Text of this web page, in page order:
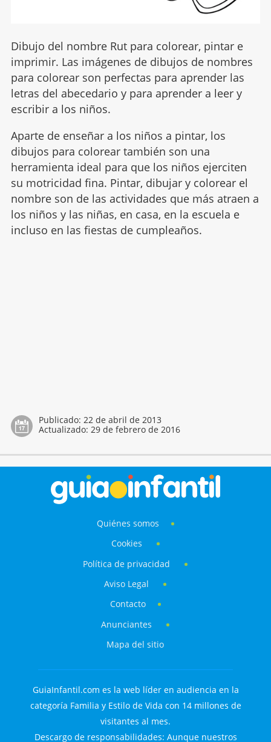
Dibujo del nombre Rut para colorear, pintar e
imprimir. Las imágenes de dibujos de nombres
para colorear son perfectas para aprender las
letras del abecedario y para aprender a leer y
escribir a los niños.
Aparte de enseñar a los niños a pintar, los
dibujos para colorear también son una
herramienta ideal para que los niños ejerciten
su motricidad fina. Pintar, dibujar y colorear el
nombre son de las actividades que más atraen a
los niños y las niñas, en casa, en la escuela e
incluso en las fiestas de cumpleaños.
Publicado: 22 de abril de 2013
Actualizado: 29 de febrero de 2016
Quiénes somos
Cookies
Política de privacidad
Aviso Legal
Contacto
Anunciantes
Mapa del sitio
GuiaInfantil.com es la web líder en audiencia en la
categoría Familia y Estilo de Vida con 14 millones de
visitantes al mes.
Descargo de responsabilidades: Aunque nuestros